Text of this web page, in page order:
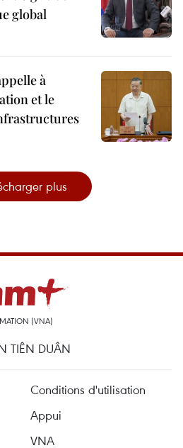
global
à
et le
plus
(VNA)
TIÊN DUÂN
Conditions d'utilisation
Appui
VNA